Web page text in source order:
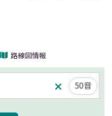
路線図情報
50音